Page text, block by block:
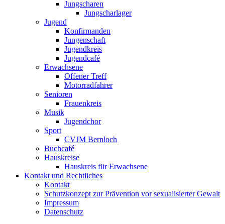
Jungscharen
Jungscharlager
Jugend
Konfirmanden
Jungenschaft
Jugendkreis
Jugendcafé
Erwachsene
Offener Treff
Motorradfahrer
Senioren
Frauenkreis
Musik
Jugendchor
Sport
CVJM Bernloch
Buchcafé
Hauskreise
Hauskreis für Erwachsene
Kontakt und Rechtliches
Kontakt
Schutzkonzept zur Prävention vor sexualisierter Gewalt
Impressum
Datenschutz